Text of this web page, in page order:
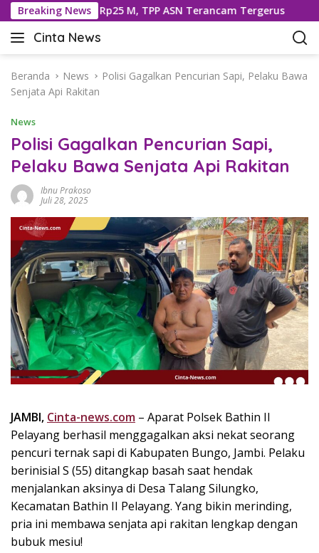
a
Breaking News
Dipotong Rp25 M, TPP ASN Terancam Tergerus
Cinta News
C
n
t
N
e
w
s
K
a
b
a
r
T
r
k
i
n
i
,
e
n
u
h
I
n
s
p
i
Beranda News
Polisi Gagalkan Pencurian Sapi, Pelaku Bawa
Senjata Api Rakitan
News
Polisi Gagalkan Pencurian Sapi,
Pelaku Bawa Senjata Api Rakitan
Ibnu Prakoso
Juli 28, 2025
JAMBI, Cinta-news.com – Aparat Polsek Bathin II
Pelayang berhasil menggagalkan aksi nekat seorang
pencuri ternak sapi di Kabupaten Bungo, Jambi. Pelaku
berinisial S (55) ditangkap basah saat hendak
menjalankan aksinya di Desa Talang Silungko,
Kecamatan Bathin II Pelayang. Yang bikin merinding,
pria ini membawa senjata api rakitan lengkap dengan
bubuk mesiu!